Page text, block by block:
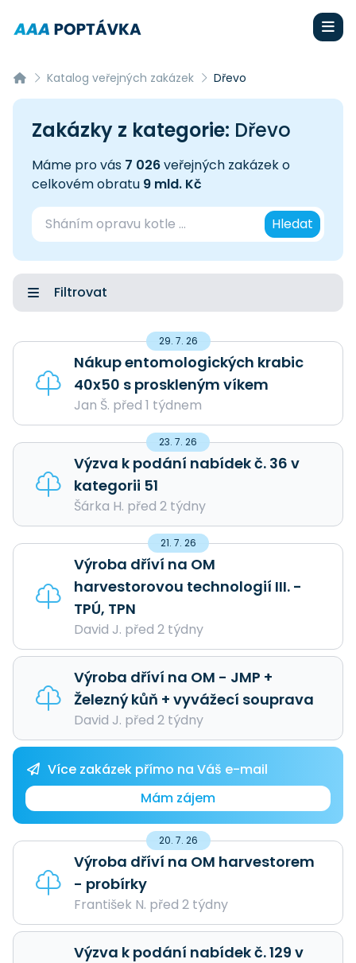
Katalog veřejných zakázek Dřevo
Zakázky z kategorie: Dřevo
Máme pro vás 7 026veřejných zakázek o
celkovém obratu 9 mld. Kč
Hledat
Filtrovat
29. 7. 26
Nákup entomologických krabic
40x50 s proskleným víkem
Jan Š. před 1 týdnem
23. 7. 26
Výzva k podání nabídek č. 36 v
kategorii 51
Šárka H. před 2 týdny
21. 7. 26
Výroba dříví na OM
harvestorovou technologií III. -
TPÚ, TPN
David J. před 2 týdny
Výroba dříví na OM - JMP +
Železný kůň + vyvážecí souprava
David J. před 2 týdny
Více zakázek přímo na Váš e-mail
Mám zájem
20. 7. 26
Výroba dříví na OM harvestorem
- probírky
František N. před 2 týdny
Výzva k podání nabídek č. 129 v